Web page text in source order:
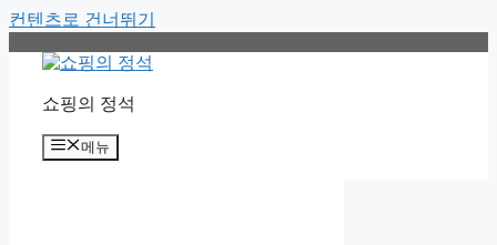
컨텐츠로 건너뛰기
쇼핑의 정석
메뉴